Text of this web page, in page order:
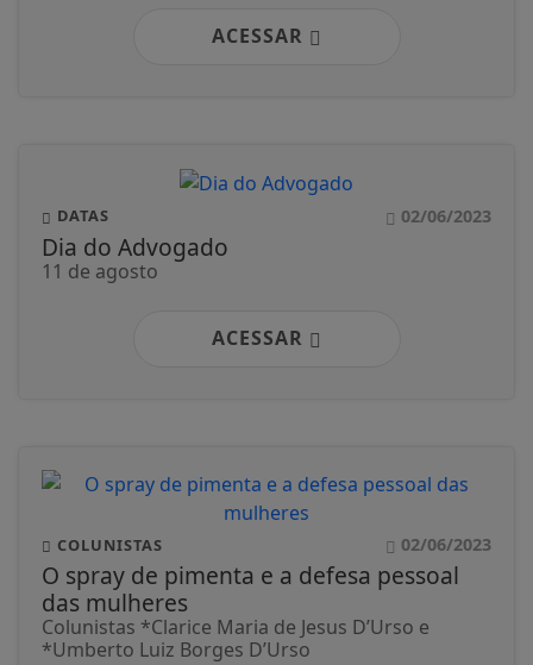
ACESSAR
DATAS 02/06/2023
Dia do Advogado
11 de agosto
ACESSAR
COLUNISTAS 02/06/2023
O spray de pimenta e a defesa pessoal
das mulheres
Colunistas *Clarice Maria de Jesus D’Urso e
*Umberto Luiz Borges D’Urso